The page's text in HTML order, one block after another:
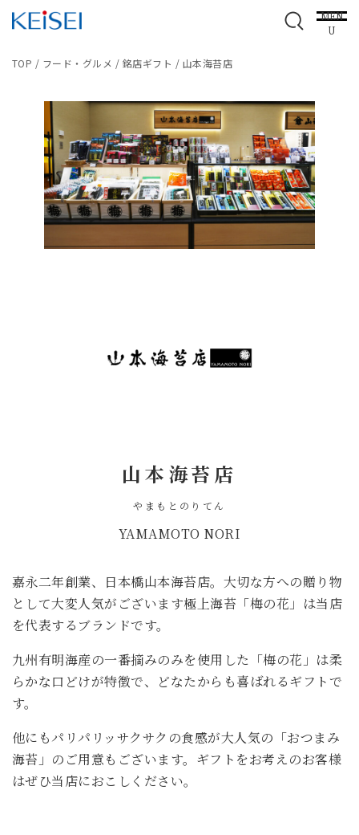
MEN
U
TOP / フード・グルメ / 銘店ギフト / 山本海苔店
山本海苔店
やまもとのりてん
YAMAMOTO NORI
嘉永二年創業、日本橋山本海苔店。大切な方への贈り物
として大変人気がございます極上海苔「梅の花」は当店
を代表するブランドです。
九州有明海産の一番摘みのみを使用した「梅の花」は柔
らかな口どけが特徴で、どなたからも喜ばれるギフトで
す。
他にもパリパリッサクサクの食感が大人気の「おつまみ
海苔」のご用意もございます。ギフトをお考えのお客様
はぜひ当店におこしください。